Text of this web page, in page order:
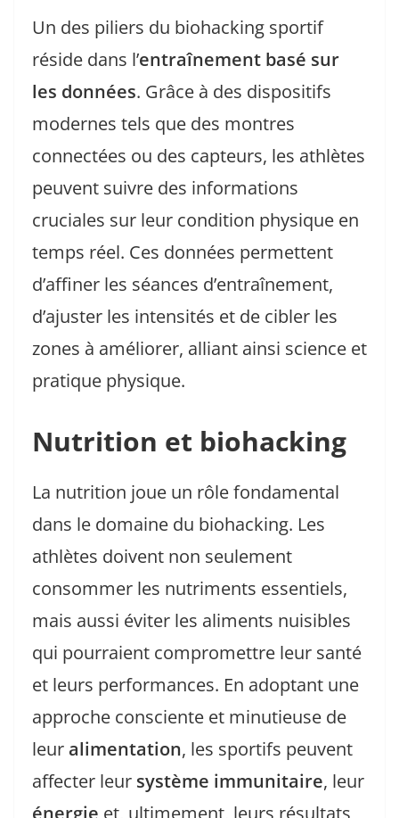
Un des piliers du biohacking sportif
réside dans l’entraînement basé sur
les données. Grâce à des dispositifs
modernes tels que des montres
connectées ou des capteurs, les athlètes
peuvent suivre des informations
cruciales sur leur condition physique en
temps réel. Ces données permettent
d’affiner les séances d’entraînement,
d’ajuster les intensités et de cibler les
zones à améliorer, alliant ainsi science et
pratique physique.
Nutrition et biohacking
La nutrition joue un rôle fondamental
dans le domaine du biohacking. Les
athlètes doivent non seulement
consommer les nutriments essentiels,
mais aussi éviter les aliments nuisibles
qui pourraient compromettre leur santé
et leurs performances. En adoptant une
approche consciente et minutieuse de
leur alimentation, les sportifs peuvent
affecter leur système immunitaire, leur